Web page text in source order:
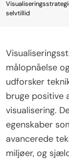
content
selvtillid
målopnåelse
udforsker
bruge positive
visualisering.
egenskaber
avancerede
miljøer, og